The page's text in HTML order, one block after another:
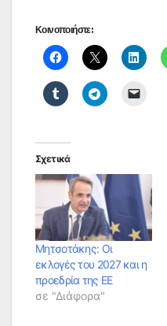
Κοινοποιήστε:
Σχετικά
Μητσοτάκης: Οι
εκλογές του 2027 και η
προεδρία της ΕΕ
σε "Διάφορα"